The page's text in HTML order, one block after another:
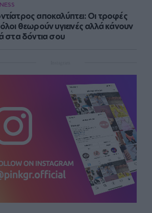
αποκαλύπτει: Οι τροφές
θεωρούν υγιεινές αλλά κάνουν
στα δόντια σου